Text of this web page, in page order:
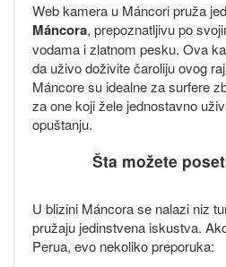
Web kamera u Máncori pruža
Máncora, prepoznatljivu po
vodama i zlatnom pesku. Ova
da uživo doživite čaroliju ovog
Máncore su idealne za surfere
za one koji žele jednostavno
opuštanju.
Šta možete
U blizini Máncora se nalazi niz
pružaju jedinstvena iskustva.
Perua, evo nekoliko preporuka: